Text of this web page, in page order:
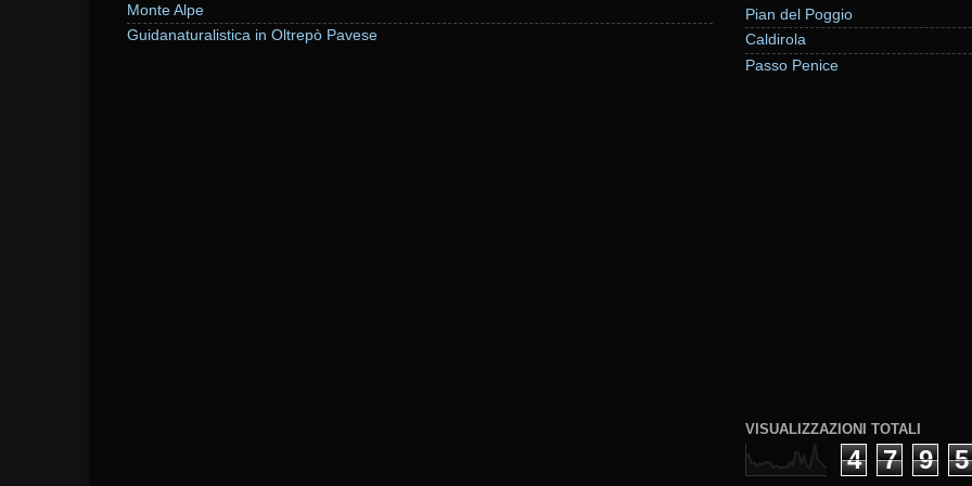
Monte Alpe
Guidanaturalistica in Oltrepò Pavese
Pian del Poggio
Caldirola
Passo Penice
VISUALIZZAZIONI TOTALI
4 7 9 5